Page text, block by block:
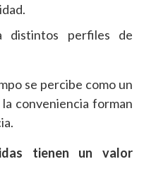
distintos perfiles de
se percibe como un
conveniencia forman
tienen un valor